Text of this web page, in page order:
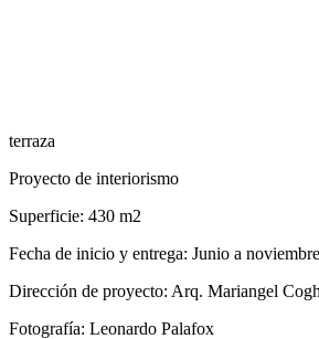
terraza
Proyecto de interiorismo
Superficie: 430 m2
Fecha de inicio y entrega: Junio a
Dirección de proyecto: Arq. Mariangel
Fotografía: Leonardo Palafox